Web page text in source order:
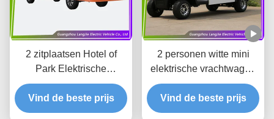
2 zitplaatsen Hotel of
Park Elektrische
bagagewagen met
comfortabele stoel AC
motor
Vind de beste prijs
2 personen witte mini
elektrische vrachtwagen
met composiet
vrachtdoos 500kg 48v
4kw wisselstroommotor
Vind de beste prijs